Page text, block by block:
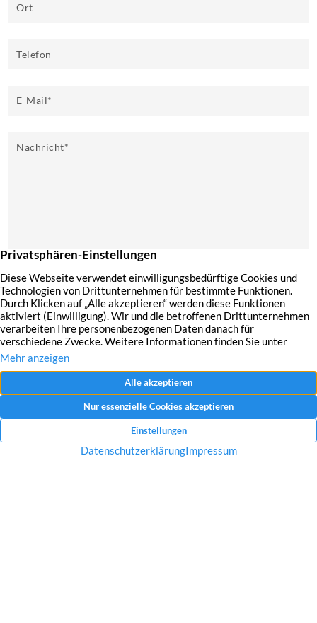
Ort
Telefon
E-Mail*
Nachricht*
Mit dem Absenden Ihrer Anfrage erklären Sie sich mit der Erfassung, Speicherung
und Verwendung Ihrer angegebenen Daten zum Zweck der Bearbeitung Ihrer
Datenschutzerklärung und Widerrufshinweise